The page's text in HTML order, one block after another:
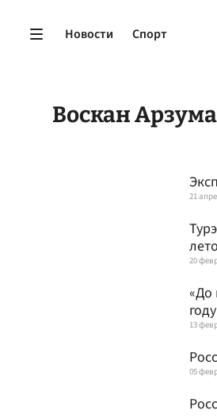
Новости Спорт
Воскан
21
20
«До
году
13
05